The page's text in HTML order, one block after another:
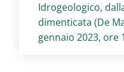
Idrogeologico,
dimenticata (De
gennaio 2023, ore